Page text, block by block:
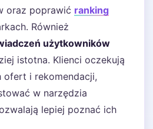
oraz poprawić ranking
Również
użytkowników
istotna. Klienci oczekują
ofert i rekomendacji,
w narzędzia
lepiej poznać ich